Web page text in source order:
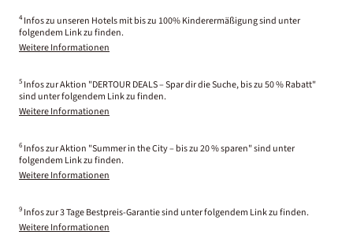
4 Infos zu unseren Hotels mit bis zu 100% Kinderermäßigung sind unter
folgendem Link zu finden.
Weitere Informationen
5 Infos zur Aktion "DERTOUR DEALS – Spar dir die Suche, bis zu 50 % Rabatt"
sind unter folgendem Link zu finden.
Weitere Informationen
6 Infos zur Aktion "Summer in the City – bis zu 20 % sparen" sind unter
folgendem Link zu finden.
Weitere Informationen
9 Infos zur 3 Tage Bestpreis-Garantie sind unter folgendem Link zu finden.
Weitere Informationen